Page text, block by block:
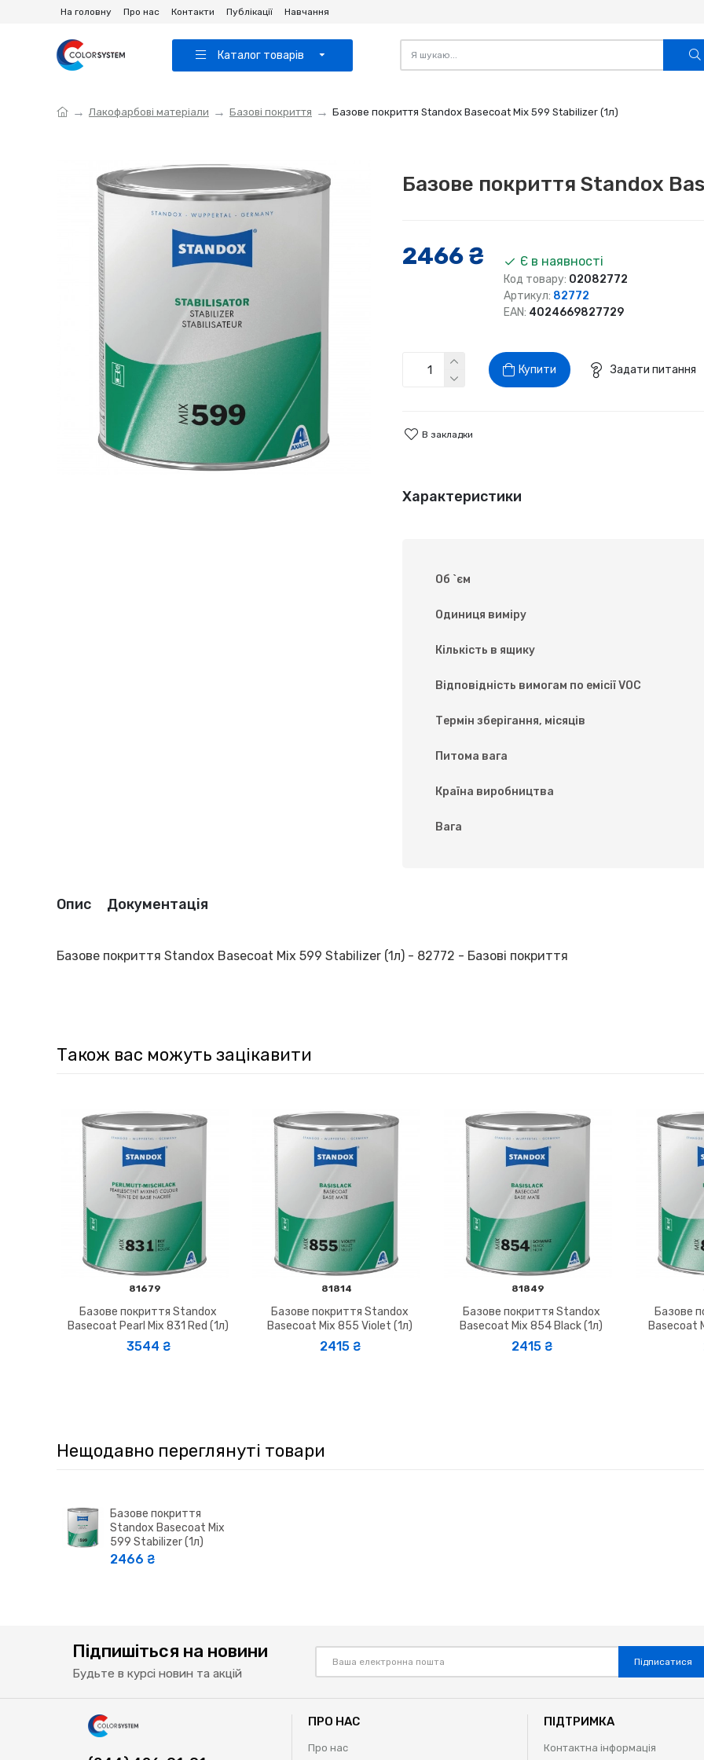
На головну Про нас Контакти Публікації Навчання
Каталог товарів
Лакофарбові матеріали Базові покриття Базове покриття Standox Basecoat Mix 599 Stabilizer (1л)
Базове покриття Standox
2466 ₴ Є в наявності
Код товару: 02082772
Артикул: 82772
EAN: 4024669827729
Купити Задати питання
В закладки
Характеристики
Об `єм
Одиниця виміру
Кількість в ящику
Відповідність вимогам по емісії VOC
Термін зберігання, місяців
Питома вага
Країна виробництва
Вага
Опис Документація
Базове покриття Standox Basecoat Mix 599 Stabilizer (1л) - 82772 - Базові покриття
Також вас можуть зацікавити
81679
Базове покриття Standox
Basecoat Pearl Mix 831 Red (1л)
3544 ₴
81814
Базове покриття Standox
Basecoat Mix 855 Violet (1л)
2415 ₴
81849
Базове покриття Standox
Basecoat Mix 854 Black (1л)
2415 ₴
Базове
Basecoat
Нещодавно переглянуті товари
Базове покриття
Standox Basecoat Mix
599 Stabilizer (1л)
2466 ₴
Підпишіться на новини
Будьте в курсі новин та акцій
Підписатися
ПРО НАС
Про нас
ПІДТРИМКА
Контактна інформація